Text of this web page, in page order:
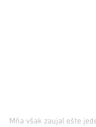
Mňa však zaujal ešte